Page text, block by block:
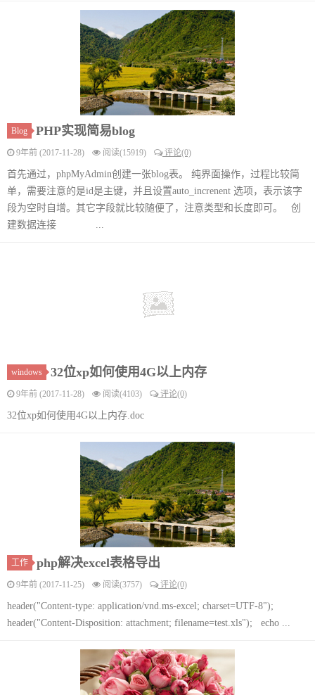
Blog PHP实现简易blog
9年前 (2017-11-28) 阅读(15919) 评论(0)
首先通过，phpMyAdmin创建一张blog表。 纯界面操作，过程比较简
单，需要注意的是id是主键，并且设置auto_increnent 选项，表示该字
段为空时自增。其它字段就比较随便了，注意类型和长度即可。 创
建数据连接 ...
windows 32位xp如何使用4G以上内存
9年前 (2017-11-28) 阅读(4103) 评论(0)
32位xp如何使用4G以上内存.doc
工作 php解决excel表格导出
9年前 (2017-11-25) 阅读(3757) 评论(0)
header("Content-type: application/vnd.ms-excel; charset=UTF-8");
header("Content-Disposition: attachment; filename=test.xls"); echo ...